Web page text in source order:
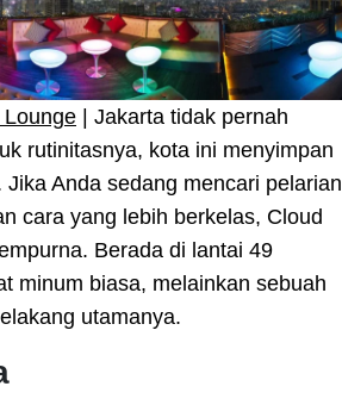
Lounge | Jakarta tidak pernah
rutinitasnya, kota ini menyimpan
Anda sedang mencari pelarian
cara yang lebih berkelas, Cloud
Berada di lantai 49
minum biasa, melainkan sebuah
utamanya.